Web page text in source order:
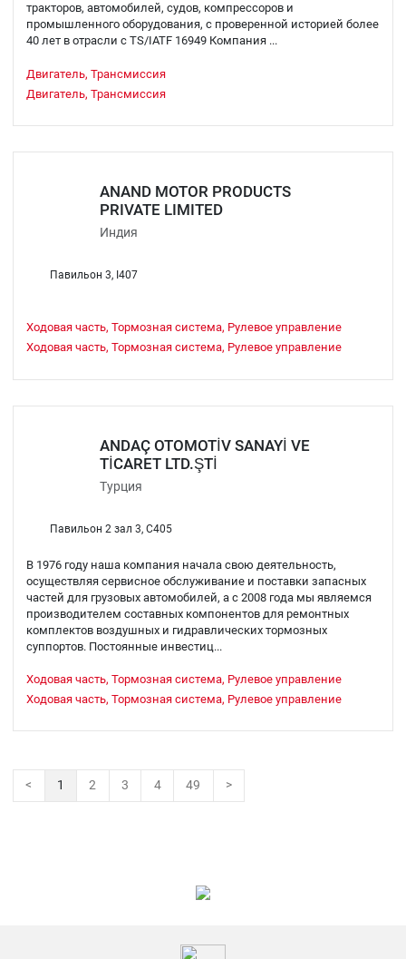
тракторов, автомобилей, судов, компрессоров и
промышленного оборудования, с проверенной историей более
40 лет в отрасли с TS/IATF 16949 Компания ...
Двигатель, Трансмиссия
Двигатель, Трансмиссия
ANAND MOTOR PRODUCTS
PRIVATE LIMITED
Индия
Павильон 3, I407
Ходовая часть, Тормозная система, Рулевое управление
Ходовая часть, Тормозная система, Рулевое управление
ANDAÇ OTOMOTİV SANAYİ VE
TİCARET LTD.ŞTİ
Турция
Павильон 2 зал 3, C405
В 1976 году наша компания начала свою деятельность,
осуществляя сервисное обслуживание и поставки запасных
частей для грузовых автомобилей, а с 2008 года мы являемся
производителем составных компонентов для ремонтных
комплектов воздушных и гидравлических тормозных
суппортов. Постоянные инвестиц...
Ходовая часть, Тормозная система, Рулевое управление
Ходовая часть, Тормозная система, Рулевое управление
< 1 2 3 4 49 >